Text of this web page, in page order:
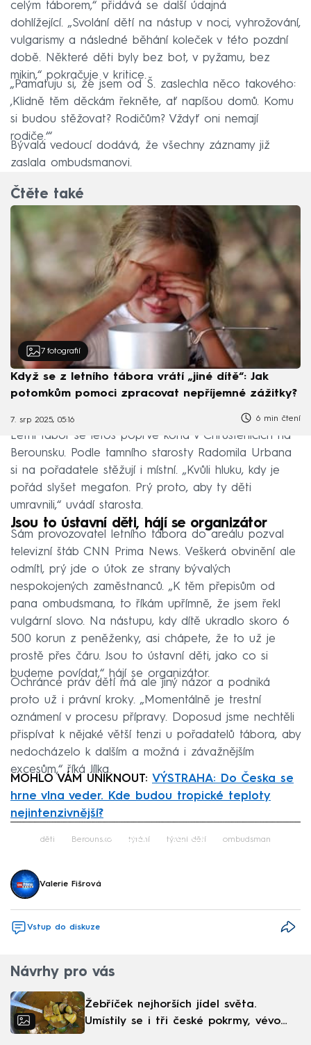
celým táborem,“ přidává se další údajná
dohlížející. „Svolání dětí na nástup v noci, vyhrožování,
vulgarismy a následné běhání koleček v této pozdní
době. Některé děti byly bez bot, v pyžamu, bez
mikin,“ pokračuje v kritice.
„Pamatuju si, že jsem od Š. zaslechla něco takového:
‚Klidně těm děckám řekněte, ať napíšou domů. Komu
si budou stěžovat? Rodičům? Vždyť oni nemají
rodiče.‘“
Bývalá vedoucí dodává, že všechny záznamy již
zaslala ombudsmanovi.
Čtěte také
7 fotografií
Když se z letního tábora vrátí „jiné dítě“: Jak
potomkům pomoci zpracovat nepříjemné zážitky?
7. srp 2025, 05:16 6 min čtení
Letní tábor se letos poprvé koná v Chrustenicích na
Berounsku. Podle tamního starosty Radomila Urbana
si na pořadatele stěžují i místní. „Kvůli hluku, kdy je
pořád slyšet megafon. Prý proto, aby ty děti
umravnili,“ uvádí starosta.
Jsou to ústavní děti, hájí se organizátor
Sám provozovatel letního tábora do areálu pozval
televizní štáb CNN Prima News. Veškerá obvinění ale
odmítl, prý jde o útok ze strany bývalých
nespokojených zaměstnanců. „K těm přepisům od
pana ombudsmana, to říkám upřímně, že jsem řekl
vulgární slovo. Na nástupu, kdy dítě ukradlo skoro 6
500 korun z peněženky, asi chápete, že to už je
prostě přes čáru. Jsou to ústavní děti, jako co si
budeme povídat,“ hájí se organizátor.
Ochránce práv dětí má ale jiný názor a podniká
proto už i právní kroky. „Momentálně je trestní
oznámení v procesu přípravy. Doposud jsme nechtěli
přispívat k nějaké větší tenzi u pořadatelů tábora, aby
nedocházelo k dalším a možná i závažnějším
excesům,“ říká Jílka.
MOHLO VÁM UNIKNOUT: VÝSTRAHA: Do Česka se
hrne vlna veder. Kde budou tropické teploty
nejintenzivnější?
Failed to fetch
děti Berounsko týrání týrání dětí ombudsman
Valerie Fišrová
Vstup do diskuze
Návrhy pro vás
Žebříček nejhorších jídel světa.
Umístily se i tři české pokrmy, vévodí